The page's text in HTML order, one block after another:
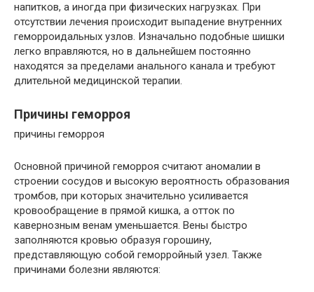
напитков, а иногда при физических нагрузках. При
отсутствии лечения происходит выпадение внутренних
геморроидальных узлов. Изначально подобные шишки
легко вправляются, но в дальнейшем постоянно
находятся за пределами анального канала и требуют
длительной медицинской терапии.
Причины геморроя
причины геморроя
Основной причиной геморроя считают аномалии в
строении сосудов и высокую вероятность образования
тромбов, при которых значительно усиливается
кровообращение в прямой кишка, а отток по
кавернозным венам уменьшается. Вены быстро
заполняются кровью образуя горошину,
представляющую собой геморройный узел. Также
причинами болезни являются: